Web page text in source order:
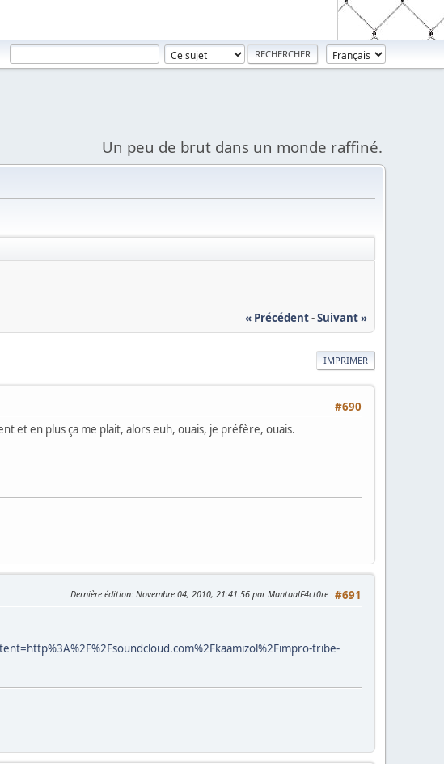
Un peu de brut dans un monde raffiné.
« Précédent-Suivant »
IMPRIMER
#690
et en plus ça me plait, alors euh, ouais, je préfère, ouais.
#691
Dernière édition: Novembre 04, 2010, 21:41:56 par MantaalF4ct0re
tribe-